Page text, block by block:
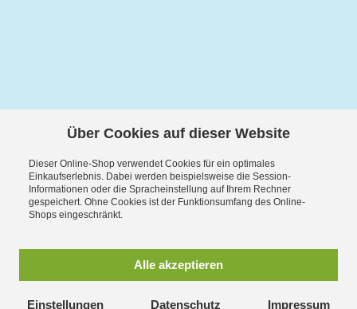
Über Cookies auf dieser Website
Dieser Online-Shop verwendet Cookies für ein optimales
Einkaufserlebnis. Dabei werden beispielsweise die Session-
Informationen oder die Spracheinstellung auf Ihrem Rechner
gespeichert. Ohne Cookies ist der Funktionsumfang des Online-
Shops eingeschränkt.
Alle akzeptieren
Einstellungen Datenschutz Impressum